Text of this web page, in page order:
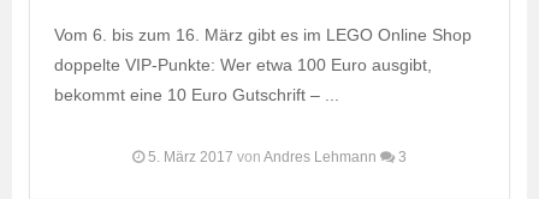
Vom 6. bis zum 16. März gibt es im LEGO Online Shop
doppelte VIP-Punkte: Wer etwa 100 Euro ausgibt,
bekommt eine 10 Euro Gutschrift – ...
5. März 2017 von Andres Lehmann 3